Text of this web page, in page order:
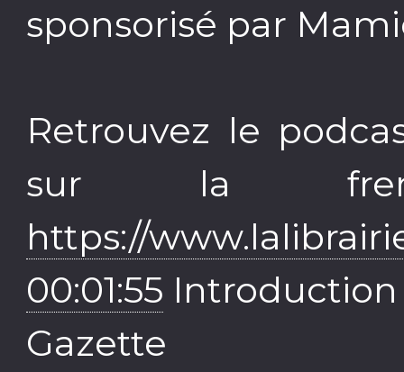
sponsorisé par
Retrouvez le
sur la
https://
00:01:55 Introduction